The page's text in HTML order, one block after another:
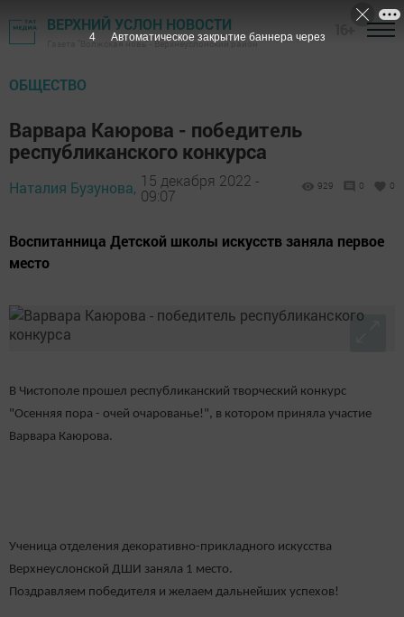
ВЕРХНИЙ УСЛОН НОВОСТИ
Газета "Волжская новь" - Верхнеуслонский район
ОБЩЕСТВО
Варвара Каюрова - победитель
республиканского конкурса
Наталия Бузунова, 15 декабря 2022 -
09:07
929 0 0
Воспитанница Детской школы искусств заняла первое
место
В Чистополе прошел республиканский творческий конкурс
"Осенняя пора - очей очарованье!", в котором приняла участие
Варвара Каюрова.
Ученица отделения декоративно-прикладного искусства
Верхнеуслонской ДШИ заняла 1 место.
Поздравляем победителя и желаем дальнейших успехов!
3 Автоматическое закрытие баннера через